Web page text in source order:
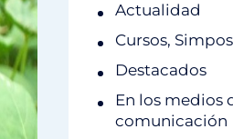
Actualidad
Cursos,
Destacados
En los medios
comunicación